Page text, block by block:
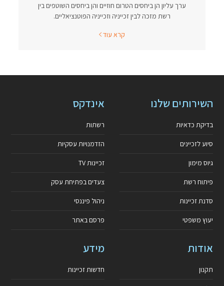
ערך עליון הן ביחסים הטרום חוזיים והן ביחסים השוטפים בין
רשת מזכה לבין זכייניה וזכייניה הפוטנציאליים.
קרא עוד
השירותים שלנו
בדיקת כדאיות
סיוע לזכיינים
גיוס מימון
פיתוח רשת
סדנת זכיינות
יעוץ משפטי
אינדקס
רשתות
הזדמנויות עסקיות
זכיינות TV
צעדים בפתיחת עסק
ניהול פיננסי
פרסם באתר
אודות
תקנון
מידע
חדשות זכיינות